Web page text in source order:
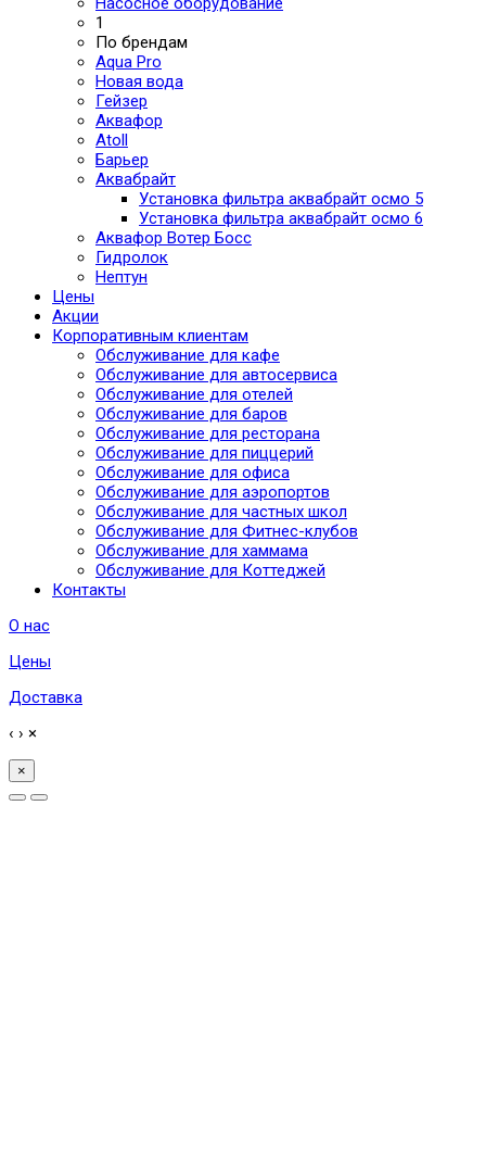
1
По брендам
Aqua Pro
Новая вода
Гейзер
Аквафор
Atoll
Барьер
Аквабрайт
Установка фильтра аквабрайт осмо 5
Установка фильтра аквабрайт осмо 6
Аквафор Вотер Босс
Гидролок
Нептун
Цены
Акции
Корпоративным клиентам
Обслуживание для кафе
Обслуживание для автосервиса
Обслуживание для отелей
Обслуживание для баров
Обслуживание для ресторана
Обслуживание для пиццерий
Обслуживание для офиса
Обслуживание для аэропортов
Обслуживание для частных школ
Обслуживание для Фитнес-клубов
Обслуживание для хаммама
Обслуживание для Коттеджей
Контакты
О нас
Цены
Доставка
‹ › ×
×